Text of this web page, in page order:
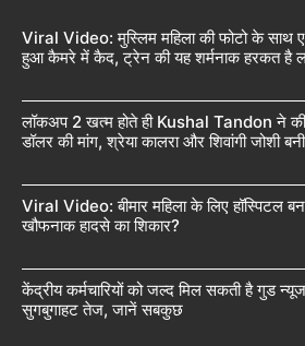
Viral Video: मुस्लिम महिला की फोटो के साथ
हुआ कैमरे में कैद, ट्रेन की यह शर्मनाक हरकत है
लॉकअप 2 खत्म होते ही Kushal Tandon ने
डॉलर की मांग, श्रेया कालरा और शिवांगी जोशी
Viral Video: बीमार महिला के लिए हॉस्पिटल
खौफनाक हादसे का शिकार?
केंद्रीय कर्मचारियों को जल्द मिल सकती है गुड
सुगबुगाहट तेज, जानें सबकुछ